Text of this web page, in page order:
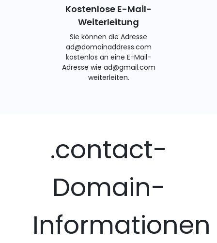
Kostenlose E-Mail-
Weiterleitung
Sie können die Adresse
ad@domainaddress.com
kostenlos an eine E-Mail-
Adresse wie ad@gmail.com
weiterleiten.
.contact-
Domain-
Informationen